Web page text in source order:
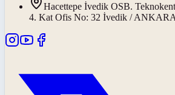
Hacettepe İvedik OSB.
4. Kat Ofis No: 32 İvedik / ANKARA